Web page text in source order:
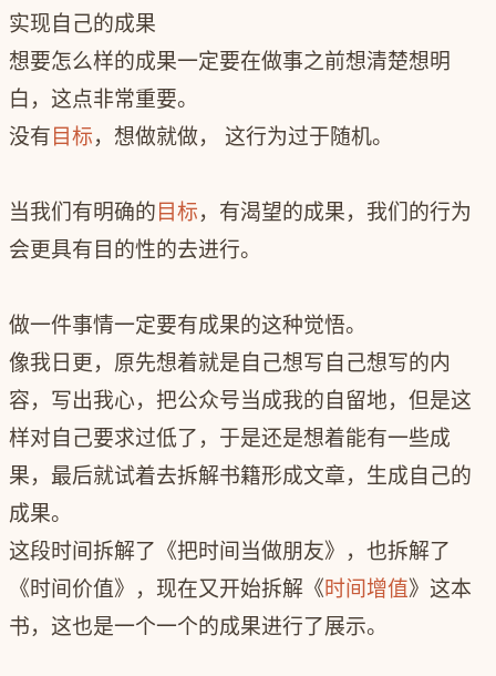
实现自己的成果
想要怎么样的成果一定要在做事之前想清楚想明
白，这点非常重要。
没有 目标，想做就做， 这行为过于随机。
当我们有明确的 目标，有渴望的成果，我们的行为
会更具有目的性的去进行。
做一件事情一定要有成果的这种觉悟。
像我日更，原先想着就是自己想写自己想写的内
容，写出我心，把公众号当成我的自留地，但是这
样对自己要求过低了，于是还是想着能有一些成
果，最后就试着去拆解书籍形成文章，生成自己的
成果。
这段时间拆解了《把时间当做朋友》，也拆解了
《时间价值》，现在又开始拆解《时间增值》这本
书， 这也是一个一个的成果进行了展示。